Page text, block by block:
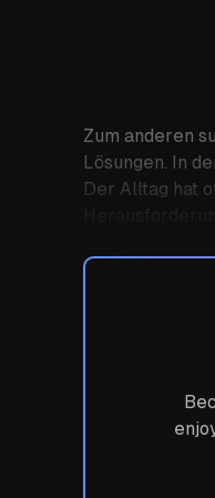
Zum anderen
Lösungen. In
Der Alltag hat